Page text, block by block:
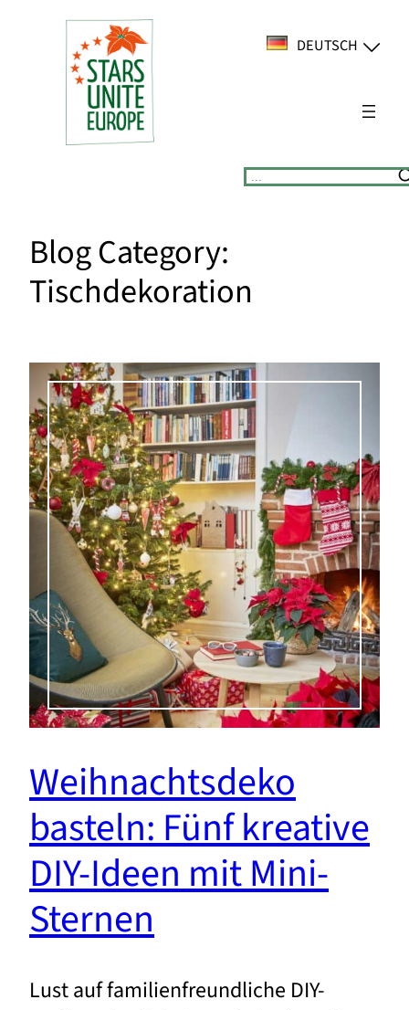
DEUTSCH
Suchen
Blog Category:
Tischdekoration
Weihnachtsdeko
basteln: Fünf kreative
DIY-Ideen mit Mini-
Sternen
Lust auf familienfreundliche DIY-